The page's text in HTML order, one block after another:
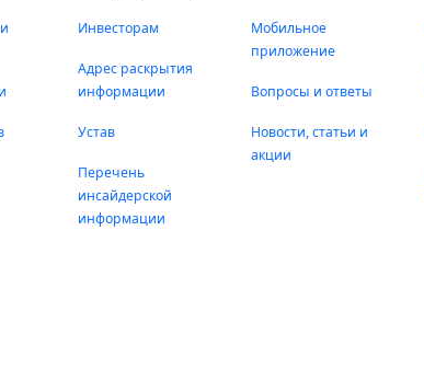
Инвесторам
Адрес раскрытия
информации
Устав
Перечень
инсайдерской
информации
Мобильное
приложение
Вопросы и ответы
Новости, статьи и
акции